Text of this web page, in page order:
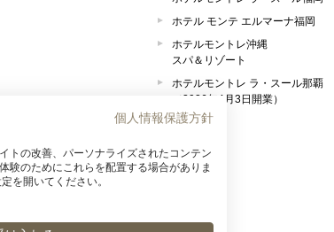
ホテル モンテ エルマーナ福岡
ホテルモントレ沖縄
スパ＆リゾート
ホテルモントレ ラ・スール那覇
（2026年4月3日開業）
個人情報保護方針
トの改善、パーソナライズされたコンテン
験のためにこれらを配置する場合がありま
を開いてください。